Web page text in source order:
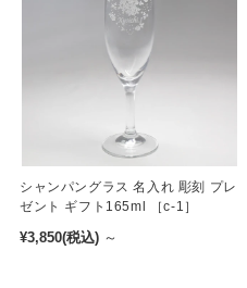
シャンパングラス 名入れ 彫刻 プレ
ゼント ギフト165ml ［c-1］
¥3,850(税込) ～